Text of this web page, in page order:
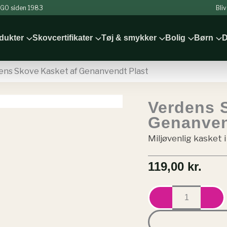
siden 1983
Skovcertifikater Tøj & smykker Bolig Børn
Skove Kasket af Genanvendt Plast
Verdens
Miljøvenlig kasket
119,00 kr.
Verdens
Skove